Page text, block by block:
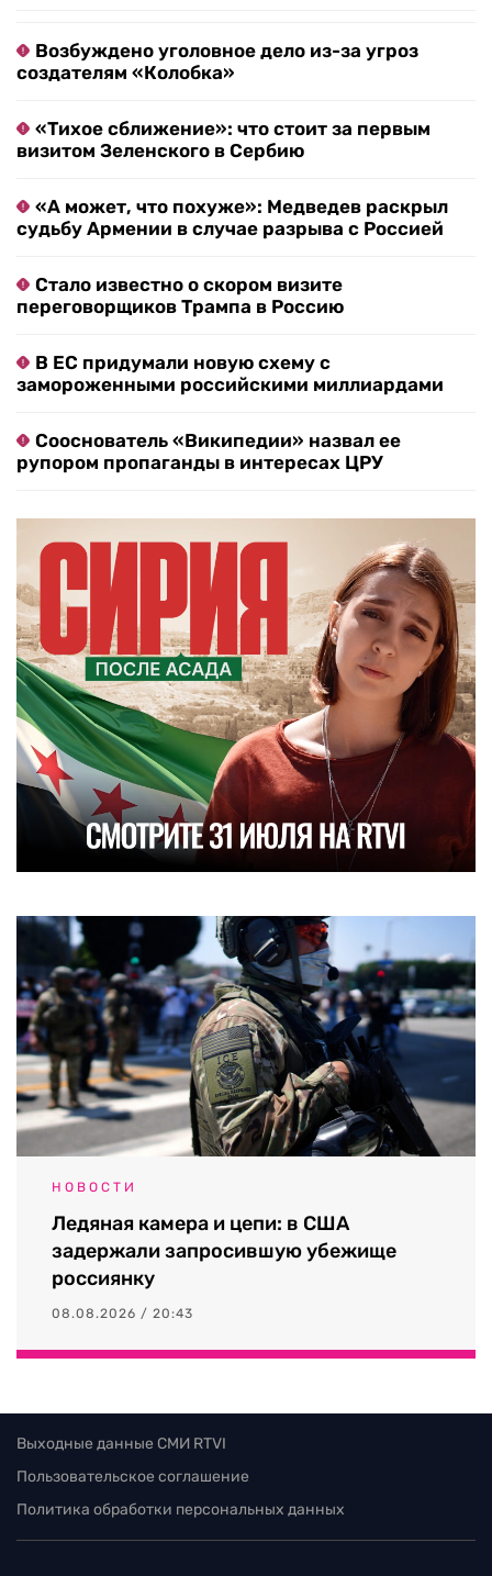
Возбуждено уголовное дело из-за угроз
создателям «Колобка»
«Тихое сближение»: что стоит за первым
визитом Зеленского в Сербию
«А может, что похуже»: Медведев раскрыл
судьбу Армении в случае разрыва с Россией
Стало известно о скором визите
переговорщиков Трампа в Россию
В ЕС придумали новую схему с
замороженными российскими миллиардами
Сооснователь «Википедии» назвал ее
рупором пропаганды в интересах ЦРУ
НОВОСТИ
Ледяная камера и цепи: в США
задержали запросившую убежище
россиянку
08.08.2026 / 20:43
Выходные данные СМИ RTVI
Пользовательское соглашение
Политика обработки персональных данных